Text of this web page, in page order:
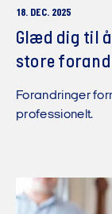
18. DEC. 2025
Glæd dig til
store
Forandringer
professionelt.